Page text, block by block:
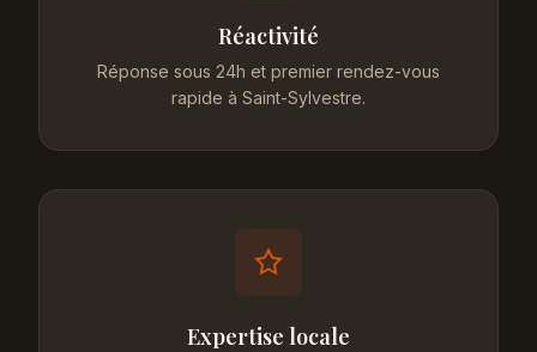
Réactivité
Réponse sous 24h et premier rendez-vous
rapide à Saint-Sylvestre.
Expertise locale